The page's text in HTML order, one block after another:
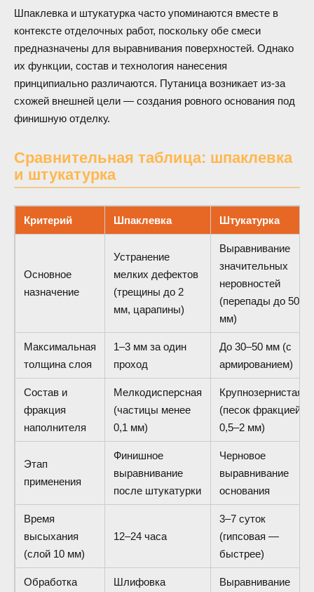
Шпаклевка и штукатурка часто упоминаются вместе в
контексте отделочных работ, поскольку обе смеси
предназначены для выравнивания поверхностей. Однако
их функции, состав и технология нанесения
принципиально различаются. Путаница возникает из-за
схожей внешней цели — создания ровного основания под
финишную отделку.
Сравнительная таблица: шпаклевка
и штукатурка
Критерий Шпаклевка Штукатурка
Основное
назначение
Устранение
мелких дефектов
(трещины до 2
мм, царапины)
Выравнивание
значительных
неровностей
(перепады до 50
мм)
Максимальная
толщина слоя
1–3 мм за один
проход
До 30–50 мм (с
армированием)
Состав и
фракция
наполнителя
Мелкодисперсная
(частицы менее
0,1 мм)
Крупнозернистая
(песок фракцией
0,5–2 мм)
Этап
применения
Финишное
выравнивание
после штукатурки
Черновое
выравнивание
основания
Время
высыхания
(слой 10 мм)
12–24 часа
3–7 суток
(гипсовая —
быстрее)
Обработка
Шлифовка
Выравнивание